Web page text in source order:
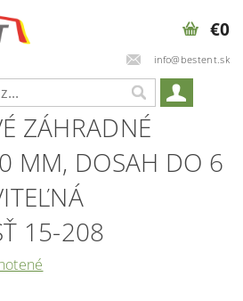
info@bestent.sk
€0
ZÁHRADNÉ
MM, DOSAH DO 6
15-208